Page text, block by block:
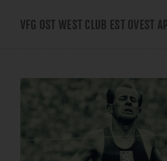
VFG OST WEST CLUB EST OVEST